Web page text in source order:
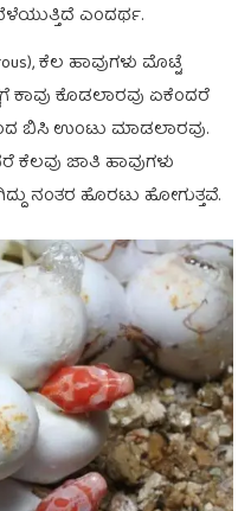
ಎಂದರ್ಥ.
ಕೆಲ ಹಾವುಗಳು ಮೊಟ್ಟೆ
ಕಾವು ಕೊಡಲಾರವು ಏಕೆಂದರೆ
ಬಿಸಿ ಉಂಟು ಮಾಡಲಾರವು.
ಜಾತಿ ಹಾವುಗಳು
ನಂತರ ಹೊರಟು ಹೋಗುತ್ತವೆ.